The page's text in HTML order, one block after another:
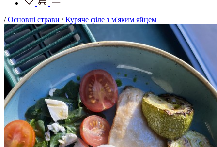
/Основні страви /Куряче філе з м'яким яйцем